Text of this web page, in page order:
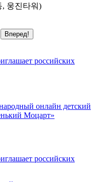
, 웅진타워)
российских
онлайн детский
Моцарт»
российских